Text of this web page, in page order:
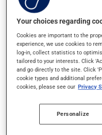
il peut causer de la
buvez beaucoup,
il peut causer des
- levez-vous
prendre le volant;
il peut causer des
Chaque personne peut
d'un problème qui
mentionné ici ou non,
professionnel(le) de la
Your choices regarding
Cookies are important to the
experience, we use cookies to
log-in, collect statistics to
tailored to your interests. Click
and go directly to the site. Click
cookie types and additional
cookies, please see our Privacy
Personalize